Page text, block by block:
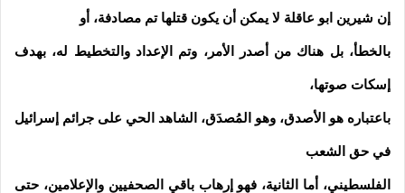
إن شيرين ابو عاقلة لا يمكن أن يكون قتلها تم مصادفة، أو
بالخطأ، بل هناك من أصدر الأمر، وتم الإعداد والتخطيط له، بهدف
إسكات صوتها،
باعتباره هو الأصدق، وهو المُصدَق، الشاهد الحي على جرائم إسرائيل
في حق الشعب
الفلسطيني، أما الثانية، فهو إرهاب باقي الصحفيين والإعلامين، حتى